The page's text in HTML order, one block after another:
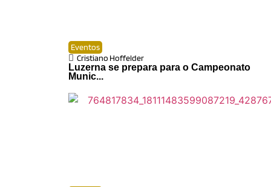
Eventos
Cristiano Hoffelder
Luzerna se prepara para o Campeonato
Munic...